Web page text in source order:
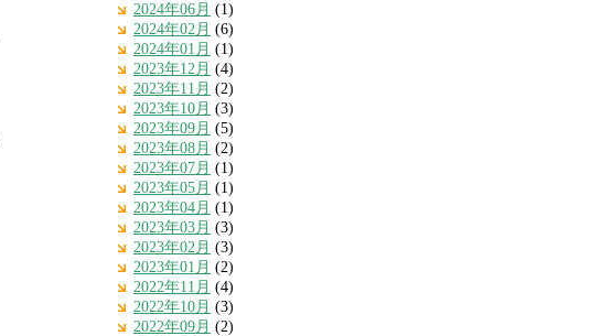
2024年06月 (1)
2024年02月 (6)
2024年01月 (1)
2023年12月 (4)
2023年11月 (2)
2023年10月 (3)
2023年09月 (5)
2023年08月 (2)
2023年07月 (1)
2023年05月 (1)
2023年04月 (1)
2023年03月 (3)
2023年02月 (3)
2023年01月 (2)
2022年11月 (4)
2022年10月 (3)
2022年09月 (2)